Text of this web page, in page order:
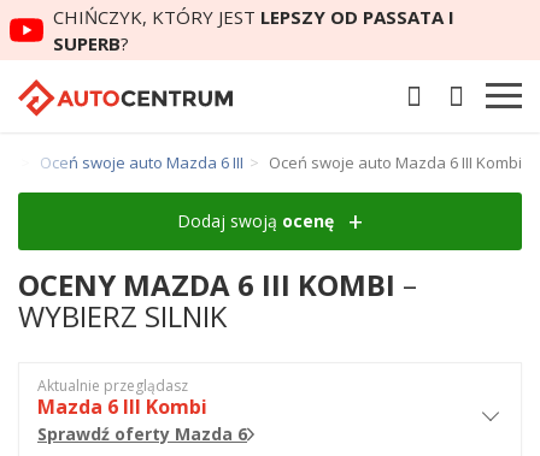
CHIŃCZYK, KTÓRY JEST LEPSZY OD PASSATA I
SUPERB?
Oceń swoje auto Mazda 6 III Oceń swoje auto Mazda 6 III Kombi
Dodaj swoją ocenę
OCENY MAZDA 6 III KOMBI –
WYBIERZ SILNIK
Aktualnie przeglądasz
Mazda 6 III Kombi
Sprawdź oferty Mazda 6